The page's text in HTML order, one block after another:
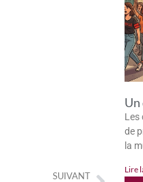
Un
Les
de
la
Lire
SUIVANT